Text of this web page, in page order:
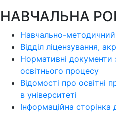
НАВЧАЛЬНА
Навчально-методичний
Відділ ліцензування,
Нормативні документи
освітнього процесу
Відомості про освітні
в університеті
Інформаційна сторінка